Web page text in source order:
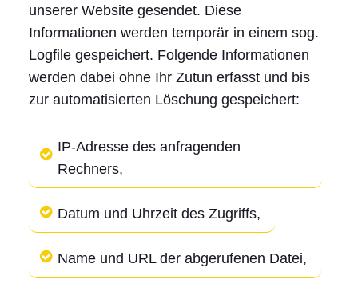
unserer Website gesendet. Diese
Informationen werden temporär in einem sog.
Logfile gespeichert. Folgende Informationen
werden dabei ohne Ihr Zutun erfasst und bis
zur automatisierten Löschung gespeichert:
IP-Adresse des anfragenden
Rechners,
Datum und Uhrzeit des Zugriffs,
Name und URL der abgerufenen Datei,